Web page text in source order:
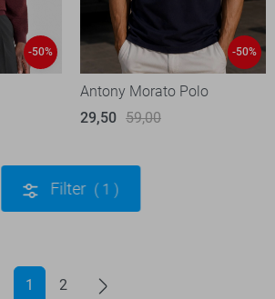
-50% -50%
Antony Morato Polo
29,50 59,00
Filter 1
1 2